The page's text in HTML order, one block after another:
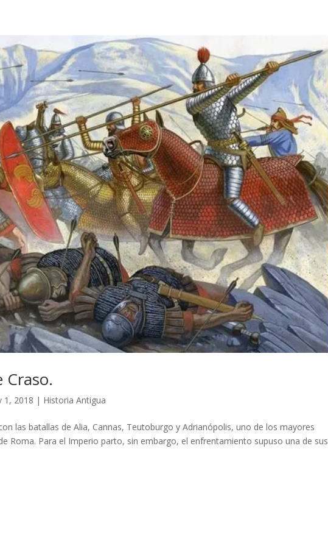
Craso.
1, 2018 | Historia Antigua
las batallas de Alia, Cannas, Teutoburgo y Adrianópolis, uno de los mayores
Roma. Para el Imperio parto, sin embargo, el enfrentamiento supuso una de sus